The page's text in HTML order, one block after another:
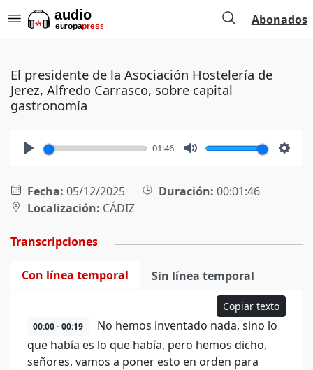
Abonados
El presidente de la Asociación Hostelería de
Jerez, Alfredo Carrasco, sobre capital
gastronomía
01:46
Fecha: 05/12/2025 Duración: 00:01:46
Localización: CÁDIZ
Transcripciones
Con línea temporal Sin línea temporal
Copiar texto
00:00 - 00:19
No hemos inventado nada, sino lo
que había es lo que había, pero hemos dicho,
señores, vamos a poner esto en orden para